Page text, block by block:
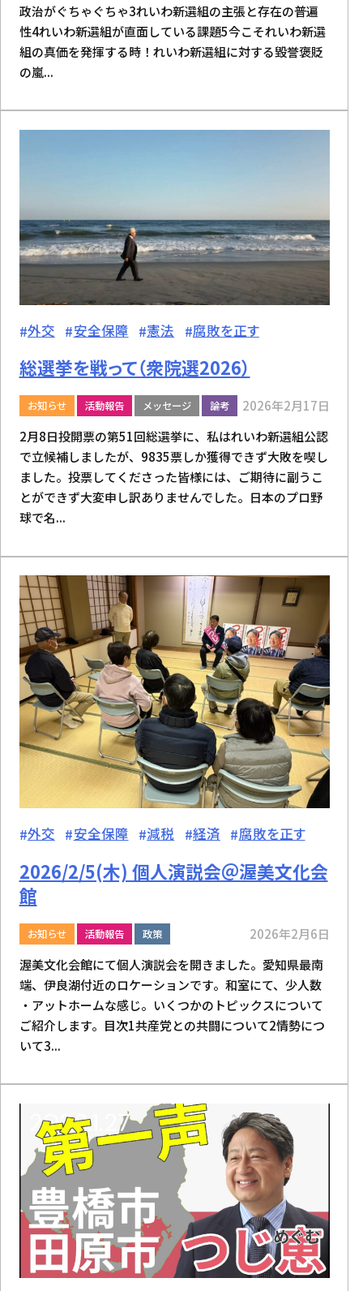
政治がぐちゃぐちゃ3れいわ新選組の主張と存在の普遍
性4れいわ新選組が直面している課題5今こそれいわ新選
組の真価を発揮する時！れいわ新選組に対する毀誉褒貶
の嵐...
外交 安全保障 憲法 腐敗を正す
総選挙を戦って（衆院選2026）
お知らせ 活動報告 メッセージ 論考
2026年2月17日
2月8日投開票の第51回総選挙に、私はれいわ新選組公認
で立候補しましたが、9835票しか獲得できず大敗を喫し
ました。投票してくださった皆様には、ご期待に副うこ
とができず大変申し訳ありませんでした。日本のプロ野
球で名...
外交 安全保障 減税 経済 腐敗を正す
2026/2/5(木) 個人演説会＠渥美文化会
館
お知らせ 活動報告 政策
2026年2月6日
渥美文化会館にて個人演説会を開きました。愛知県最南
端、伊良湖付近のロケーションです。和室にて、少人数
・アットホームな感じ。いくつかのトピックスについて
ご紹介します。目次1共産党との共闘について2情勢につ
いて3...